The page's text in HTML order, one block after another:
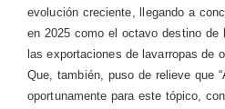
evolución creciente, llegando a
en 2025 como el octavo destino de
las exportaciones de lavarropas de
Que, también, puso de relieve que
oportunamente para este tópico,